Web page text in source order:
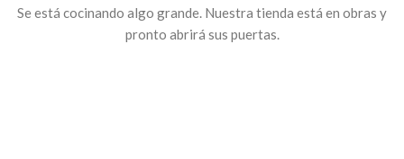
Se está cocinando algo grande. Nuestra tienda está en obras y
pronto abrirá sus puertas.